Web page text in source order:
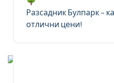
Разсадник Булпарк –
отлични цени!